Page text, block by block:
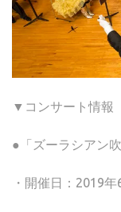
▼コンサート情報
●「ズーラシアン
・開催日：2019